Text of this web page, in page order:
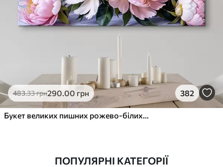
483.33грн290.00 грн 382
Букет великих пишних рожево-білих квітів півонії із зеленим листям на м’якому розмитому фоні
ПОПУЛЯРНІ КАТЕГОРІЇ